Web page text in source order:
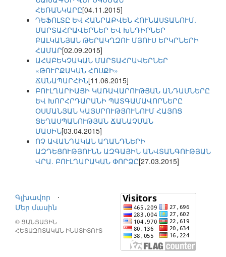
ՀԵՌԱՆԿԱՐԸ[04.11.2015]
ԴԵՖՈԼՏԸ ԵՎ ՀԱՆՐԱՔՎԵՆ ՀՈՒՆԱՍՏԱՆՈՒՄ.
ՄԱՐՏԱՀՐԱՎԵՐՆԵՐ ԵՎ ԽՆԴԻՐՆԵՐ
ԲԱԼԿԱՆՅԱՆ ԹԵՐԱԿՂԶՈՒ ՄՅՈՒՍ ԵՐԿՐՆԵՐԻ
ՀԱՄԱՐ[02.09.2015]
ԱՀԱԲԵԿՉԱԿԱՆ ՄԱՐՏԱՀՐԱՎԵՐՆԵՐ
«ԹՈՒՐՔԱԿԱՆ ՀՈՍՔԻ»
ՃԱՆԱՊԱՐՀԻՆ[11.06.2015]
ԲՈՒԼՂԱՐԻԱՅԻ ԿԱՌԱՎԱՐՈՒԹՅԱՆ ԱՆԴԱՄՆԵՐԸ
ԵՎ ԽՈՐՀՐԴԱՐԱՆԻ ՊԱՏԳԱՄԱՎՈՐՆԵՐԸ
ՕՍՄԱՆՅԱՆ ԿԱՅՍՐՈՒԹՅՈՒՆՈՒՄ ՀԱՅՈՑ
ՑԵՂԱՍՊԱՆՈՒԹՅԱՆ ՃԱՆԱՉՄԱՆ
ՄԱՍԻՆ[03.04.2015]
ՈՉ ԱՎԱՆԴԱԿԱՆ ԱՂԱՆԴՆԵՐԻ
ԱԶԴԵՑՈՒԹՅՈՒՆՆ ԱԶԳԱՅԻՆ ԱՆՎՏԱՆԳՈՒԹՅԱՆ
ՎՐԱ. ԲՈՒԼՂԱՐԱԿԱՆ ՓՈՐՁԸ[27.03.2015]
Գլխավոր
⋅
Մեր մասին
© ՑԱՆՑԱՅԻՆ
ՀԵՏԱԶՈՏԱԿԱՆ ԻՆՍՏԻՏՈՒՏ